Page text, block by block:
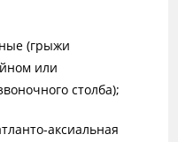
(грыжи
или
столба);
аксиальная